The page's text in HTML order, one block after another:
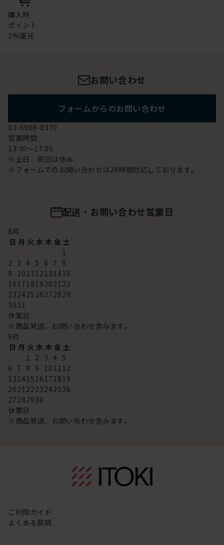
購入時
ポイント
1%還元
お問い合わせ
フォームからのお問い合わせ
03-6908-8370
営業時間
13:30～17:00
※土日 祝日は休み
※フォームでのお問い合わせは24時間対応しております。
配送・お問い合わせ営業日
8月
日 月 火 水 木 金 土
1
2 3 4 5 6 7 8
9 101112131415
16171819202122
23242526272829
3031
休業日
※商品発送、お問い合わせ含みます。
9月
日 月 火 水 木 金 土
1 2 3 4 5
6 7 8 9 101112
13141516171819
20212223242526
27282930
休業日
※商品発送、お問い合わせ含みます。
ご利用ガイド
よくある質問